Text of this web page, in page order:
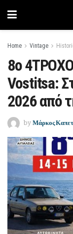
Home Vintage
8ο
Vostitsa:
2026 από
by Μάρκος